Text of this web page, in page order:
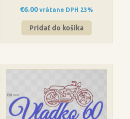
€6.00 vrátane DPH 23%
Pridať do košíka